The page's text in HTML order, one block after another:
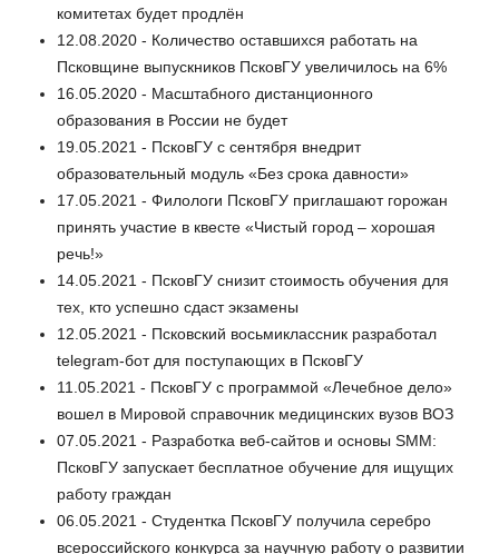
комитетах будет продлён
12.08.2020 - Количество оставшихся работать на
Псковщине выпускников ПсковГУ увеличилось на 6%
16.05.2020 - Масштабного дистанционного
образования в России не будет
19.05.2021 - ПсковГУ с сентября внедрит
образовательный модуль «Без срока давности»
17.05.2021 - Филологи ПсковГУ приглашают горожан
принять участие в квесте «Чистый город – хорошая
речь!»
14.05.2021 - ПсковГУ снизит стоимость обучения для
тех, кто успешно сдаст экзамены
12.05.2021 - Псковский восьмиклассник разработал
telegram-бот для поступающих в ПсковГУ
11.05.2021 - ПсковГУ с программой «Лечебное дело»
вошел в Мировой справочник медицинских вузов ВОЗ
07.05.2021 - Разработка веб-сайтов и основы SMM:
ПсковГУ запускает бесплатное обучение для ищущих
работу граждан
06.05.2021 - Студентка ПсковГУ получила серебро
всероссийского конкурса за научную работу о развитии